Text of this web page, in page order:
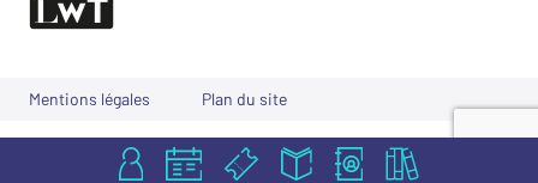
Mentions légales Plan du site